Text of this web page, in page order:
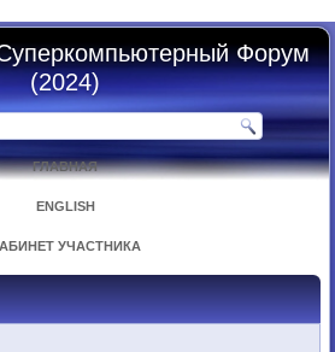
Форум
(2024)
ГЛАВНАЯ
ENGLISH
УЧАСТНИКА